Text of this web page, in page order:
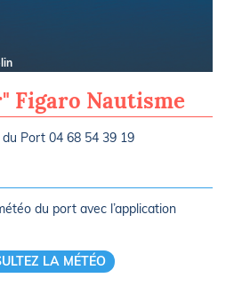
Figaro Nautisme
Port 04 68 54 39 19
du port avec l’application
LA MÉTÉO